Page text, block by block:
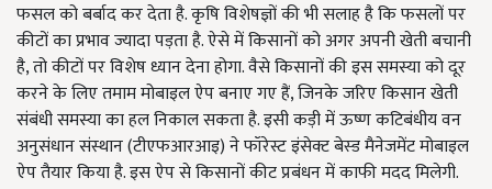
फसल को बर्बाद कर देता है. कृषि विशेषज्ञों की भी सलाह है कि फसलों पर
कीटों का प्रभाव ज्यादा पड़ता है. ऐसे में किसानों को अगर अपनी खेती बचानी
है, तो कीटों पर विशेष ध्यान देना होगा. वैसे किसानों की इस समस्या को दूर
करने के लिए तमाम मोबाइल ऐप बनाए गए हैं, जिनके जरिए किसान खेती
संबंधी समस्या का हल निकाल सकता है. इसी कड़ी में ऊष्ण कटिबंधीय वन
अनुसंधान संस्थान (टीएफआरआइ) ने फॉरेस्ट इंसेक्ट बेस्ड मैनेजमेंट मोबाइल
ऐप तैयार किया है. इस ऐप से किसानों कीट प्रबंधन में काफी मदद मिलेगी.